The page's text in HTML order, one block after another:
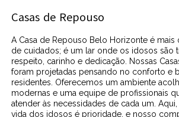
Casas de Repouso
A Casa de Repouso Belo Horizonte é mais
de cuidados; é um lar onde os idosos são
respeito, carinho e dedicação. Nossas
foram projetadas pensando no conforto e
residentes. Oferecemos um ambiente
modernas e uma equipe de profissionais
atender às necessidades de cada um.
vida dos idosos é prioridade, e nosso